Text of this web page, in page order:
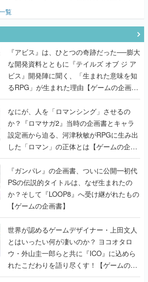
覧
『アビス』は、ひとつの奇跡だった──膨大
な開発資料とともに『テイルズ オブ ジ ア
ビス』開発陣に聞く、「生まれた意味を知
るRPG」が生まれた理由【ゲームの企画
書】
なにが、人を「ロマンシング」させるの
か？『ロマサガ2』当時の企画書とキャラ
設定画から迫る、河津秋敏がRPGに生み出
した「ロマン」の正体とは【ゲームの企画
書】
『ガンパレ』の企画書、ついに公開━初代
PSの伝説的タイトルは、なぜ生まれたの
か？そして『LOOP8』へ受け継がれたもの
【ゲームの企画書】
世界が認めるゲームデザイナー・上田文人
とはいったい何が凄いのか？ ヨコオタロ
ウ・外山圭一郎らと共に『ICO』に込めら
れたこだわりを語り尽くす！【ゲームの企
画書】